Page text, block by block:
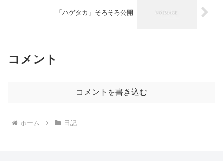
「ハゲタカ」そろそろ公開
コメント
コメントを書き込む
ホーム 日記